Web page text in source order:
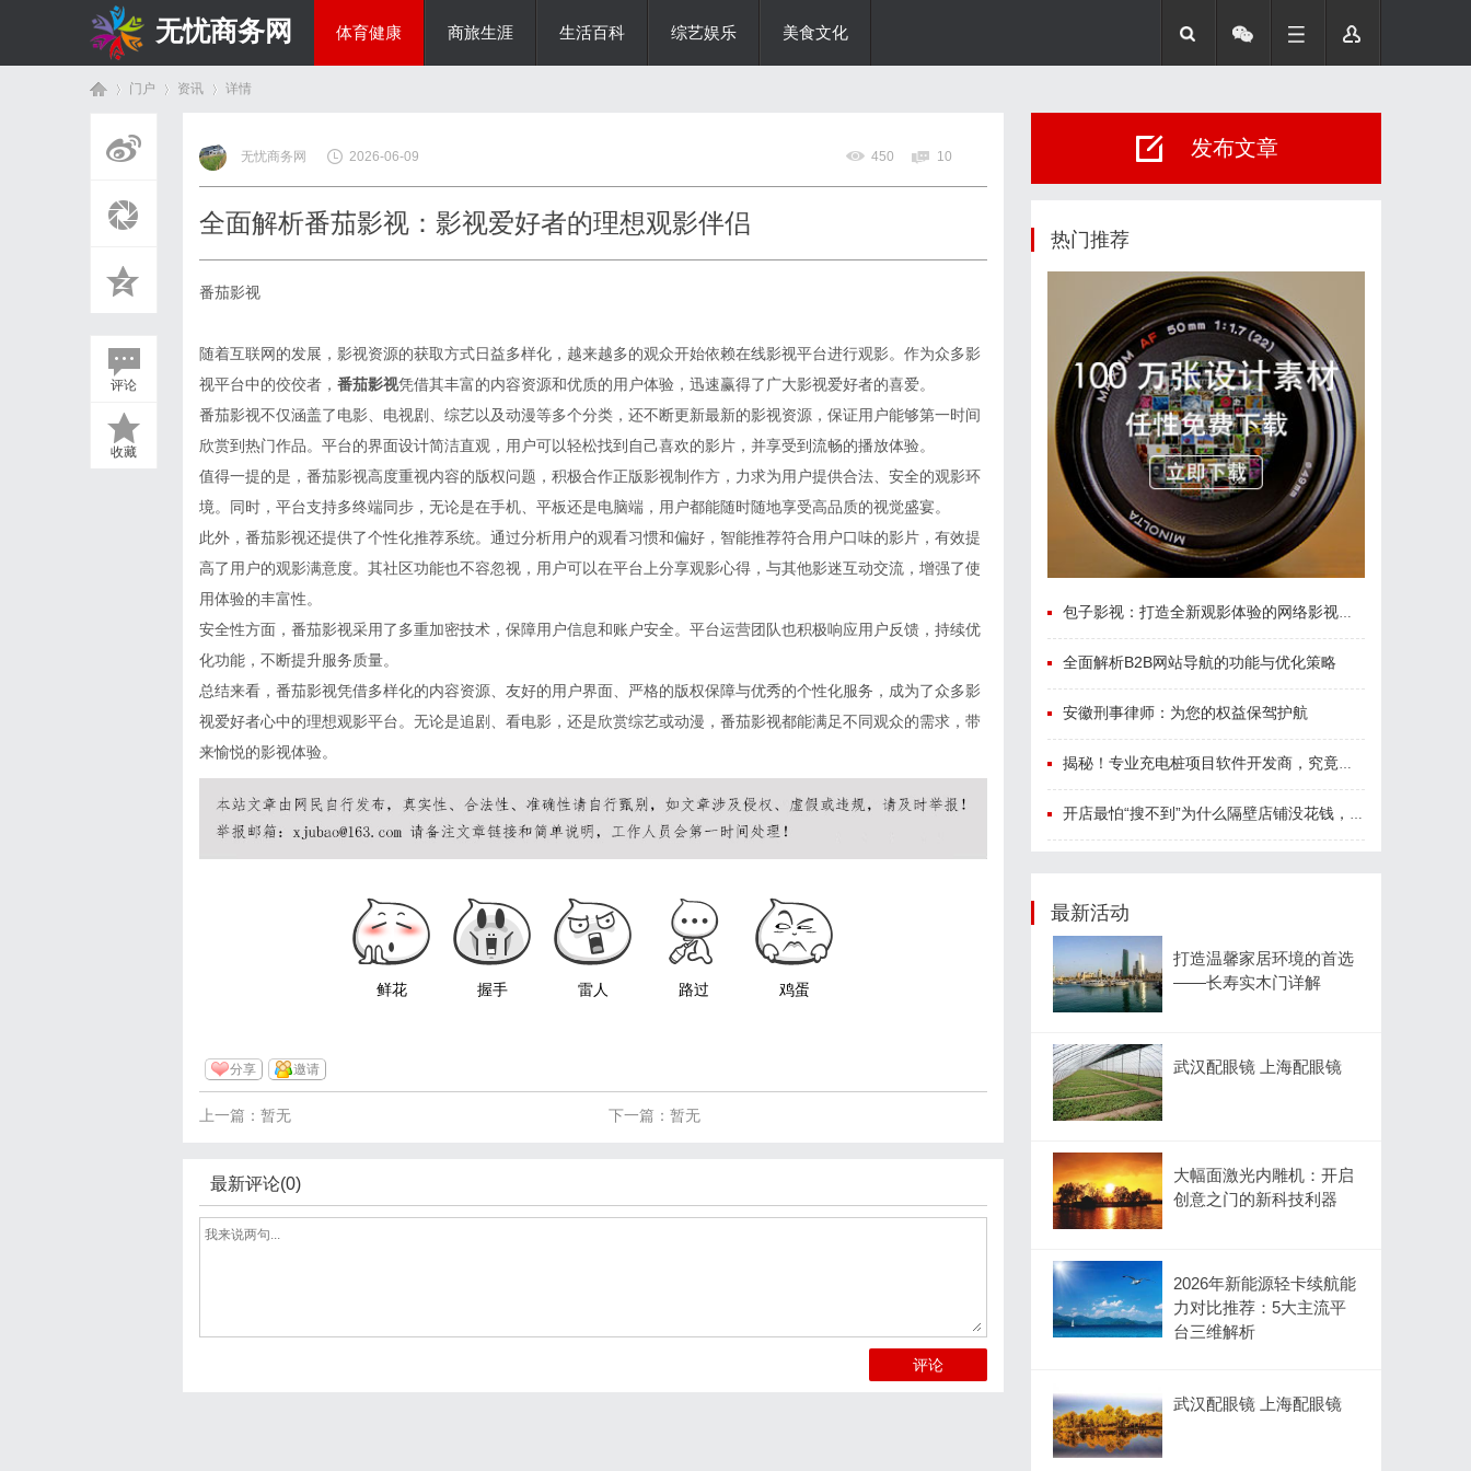
无忧商务网 体育健康 商旅生涯 生活百科 综艺娱乐 美食文化
门户 资讯
›
详情
评论
收藏
无忧商务网 2026-06-09 450 10
全面解析番茄影视：影视爱好者的理想观影伴侣
番茄影视
随着互联网的发展，影视资源的获取方式日益多样化，越来越多的观众开始依赖在线影视平台进行观影。作为众多影
视平台中的佼佼者， 番茄影视凭借其丰富的内容资源和优质的用户体验，迅速赢得了广大影视爱好者的喜爱。
番茄影视不仅涵盖了电影、电视剧、综艺以及动漫等多个分类，还不断更新最新的影视资源，保证用户能够第一时间
欣赏到热门作品。平台的界面设计简洁直观，用户可以轻松找到自己喜欢的影片，并享受到流畅的播放体验。
值得一提的是，番茄影视高度重视内容的版权问题，积极合作正版影视制作方，力求为用户提供合法、安全的观影环
境。同时，平台支持多终端同步，无论是在手机、平板还是电脑端，用户都能随时随地享受高品质的视觉盛宴。
此外，番茄影视还提供了个性化推荐系统。通过分析用户的观看习惯和偏好，智能推荐符合用户口味的影片，有效提
高了用户的观影满意度。其社区功能也不容忽视，用户可以在平台上分享观影心得，与其他影迷互动交流，增强了使
用体验的丰富性。
安全性方面，番茄影视采用了多重加密技术，保障用户信息和账户安全。平台运营团队也积极响应用户反馈，持续优
化功能，不断提升服务质量。
总结来看，番茄影视凭借多样化的内容资源、友好的用户界面、严格的版权保障与优秀的个性化服务，成为了众多影
视爱好者心中的理想观影平台。无论是追剧、看电影，还是欣赏综艺或动漫，番茄影视都能满足不同观众的需求，带
来愉悦的影视体验。
鲜花 握手 雷人 路过 鸡蛋
分享 邀请
下一篇：暂无
上一篇：暂无
最新评论(0)
评论
发布文章
热门推荐
包子影视：打造全新观影体验的网络影视平台解析
全面解析B2B网站导航的功能与优化策略
安徽刑事律师：为您的权益保驾护航
揭秘！专业充电桩项目软件开发商，究竟藏着哪些行业秘诀？
开店最怕“搜不到”为什么隔壁店铺没花钱，ai却天天给他免费派单？
最新活动
打造温馨家居环境的首选
——长寿实木门详解
武汉配眼镜 上海配眼镜
大幅面激光内雕机：开启
创意之门的新科技利器
2026年新能源轻卡续航能
力对比推荐：5大主流平
台三维解析
武汉配眼镜 上海配眼镜